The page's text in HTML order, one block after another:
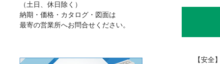
【安全
（土日、休日除く）
納期・価格・カタログ・図面は
最寄の営業所へお問合せください。